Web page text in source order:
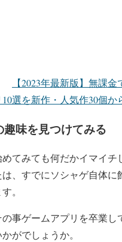
【2023年最新版】無課
選を新作・人気作30個か
味を見つけてみる
てみても何だかイマイチ
、すでにソシャゲ自体に
。
事ゲームアプリを卒業し
がでしょうか。